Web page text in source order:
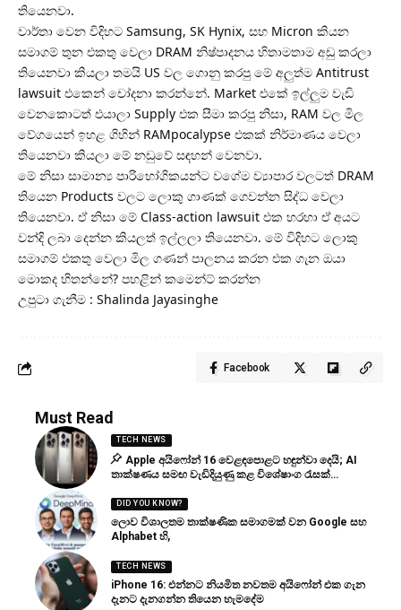
තියෙනවා.
වාර්තා වෙන විදිහට Samsung, SK Hynix, සහ Micron කියන
සමාගම් තුන එකතු වෙලා DRAM නිෂ්පාදනය හිතාමතාම අඩු කරලා
තියෙනවා කියලා තමයි US වල ගොනු කරපු මේ අලුත්ම Antitrust
lawsuit එකෙන් චෝදනා කරන්නේ. Market එකේ ඉල්ලුම වැඩි
වෙනකොටත් එයාලා Supply එක සීමා කරපු නිසා, RAM වල මිල
වේගයෙන් ඉහළ ගිහින් RAMpocalypse එකක් නිර්මාණය වෙලා
තියෙනවා කියලා මේ නඩුවේ සඳහන් වෙනවා.
මේ නිසා සාමාන්‍ය පාරිභෝගිකයන්ට වගේම ව්‍යාපාර වලටත් DRAM
තියෙන Products වලට ලොකු ගාණක් ගෙවන්න සිද්ධ වෙලා
තියෙනවා. ඒ නිසා මේ Class-action lawsuit එක හරහා ඒ අයට
වන්දි ලබා දෙන්න කියලත් ඉල්ලලා තියෙනවා. මේ විදිහට ලොකු
සමාගම් එකතු වෙලා මිල ගණන් පාලනය කරන එක ගැන ඔයා
මොකද හිතන්නේ? පහළින් කමෙන්ට් කරන්න
උපුටා ගැනීම : Shalinda Jayasinghe
Facebook
Must Read
TECH NEWS
Apple අයිෆෝන් 16 වෙළඳපොළට හඳුන්වා දෙයි; AI
තාක්ෂණය සමඟ වැඩිදියුණු කළ විශේෂාංග රැසක්…
DID YOU KNOW?
ලොව විශාලතම තාක්ෂණික සමාගමක් වන Google සහ
Alphabet හි,
TECH NEWS
iPhone 16: එන්නට නියමිත නවතම අයිෆෝන් එක ගැන
දැනට දැනගන්න තියෙන හැමදේම